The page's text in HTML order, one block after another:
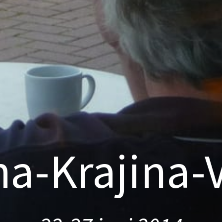
Krajina-